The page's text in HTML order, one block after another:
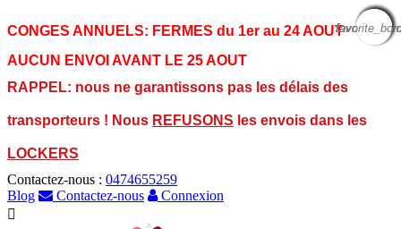
CONGES ANNUELS: FERMES du 1er au 24 AOUT
AUCUN ENVOI AVANT LE 25 AOUT
RAPPEL: nous ne garantissons pas les délais des
transporteurs ! Nous REFUSONS les envois dans les
LOCKERS
Contactez-nous : 0474655259
Blog
Contactez-nous
Connexion
